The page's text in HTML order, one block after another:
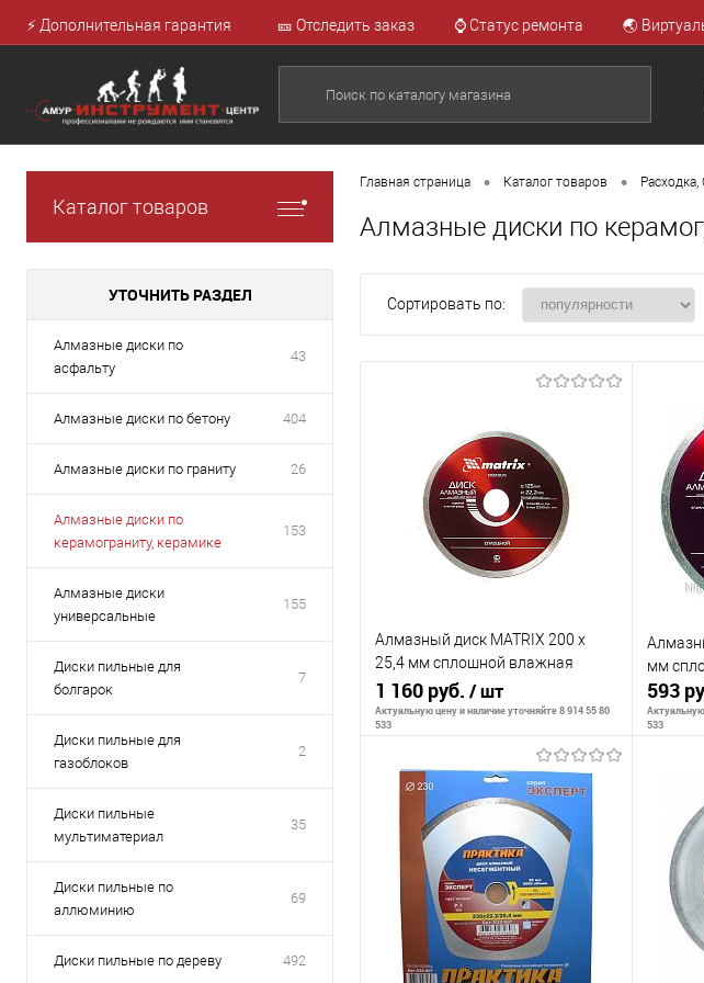
⚡ Дополнительная гарантия 🎫 Отследить заказ ⌚ Статус ремонта 🌏
Каталог товаров
УТОЧНИТЬ РАЗДЕЛ
Алмазные диски по
асфальту
43
Алмазные диски по бетону 404
Алмазные диски по граниту 26
Алмазные диски по
керамограниту, керамике
153
Алмазные диски
универсальные
155
Диски пильные для
болгарок
7
Диски пильные для
газоблоков
2
Диски пильные
мультиматериал
35
Диски пильные по
аллюминию
69
Диски пильные по дереву 492
Главная страница • Каталог товаров •
Алмазные диски по
Сортировать по:
Алмазный диск MATRIX 200 х
25,4 мм сплошной влажная
резка
1 160 руб. / шт
Актуальную цену и наличие уточняйте 8 914 55 80
533
В корзину
К сравнению
В избранное
В наличии
мм
593
533
К
В